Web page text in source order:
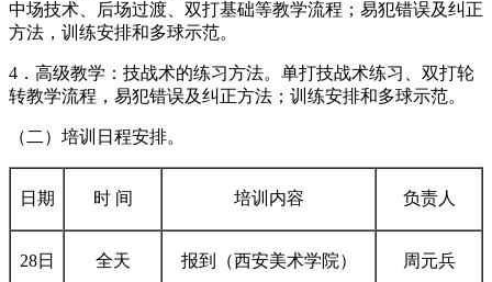
中场技术、后场过渡、双打基础等教学流程；易犯错误及纠正
方法，训练安排和多球示范。
4．高级教学：技战术的练习方法。单打技战术练习、双打轮
转教学流程，易犯错误及纠正方法；训练安排和多球示范。
（二）培训日程安排。
日期 时 间 培训内容 负责人
28日 全天 报到（西安美术学院） 周元兵